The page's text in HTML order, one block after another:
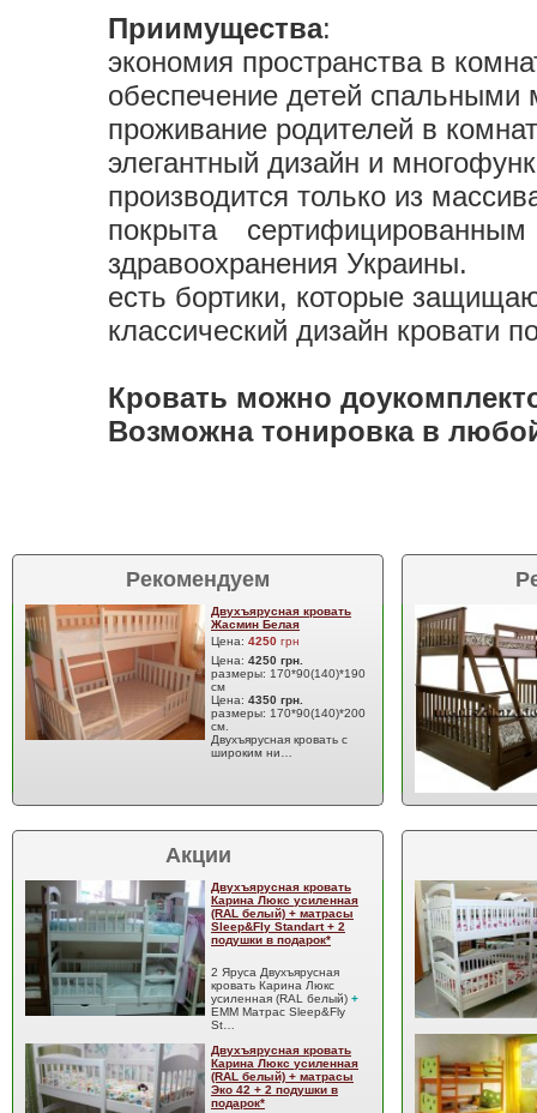
Приимущества:
экономия пространства в
обеспечение детей спальными
проживание родителей в
элегантный дизайн и
производится только из
покрыта
здравоохранения Украины.
есть бортики, которые
классический дизайн кровати
Кровать можно
Возможна тонировка в
Рекомендуем
Двухъярусная кровать
Жасмин Белая
Цена: 4250 грн
Цена: 4250 грн.
размеры: 170*90(140)*190
см
Цена: 4350 грн.
размеры: 170*90(140)*200
см.
Двухъярусная кровать с
широким ни…
Акции
Двухъярусная кровать
Карина Люкс усиленная
(RAL белый) + матрасы
Sleep&Fly Standart + 2
подушки в подарок*
2 Яруса Двухъярусная
кровать Карина Люкс
усиленная (RAL белый) +
EMM Матрас Sleep&Fly
St…
Двухъярусная кровать
Карина Люкс усиленная
(RAL белый) + матрасы
Эко 42 + 2 подушки в
подарок*